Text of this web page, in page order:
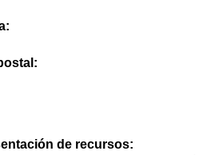
de recursos: